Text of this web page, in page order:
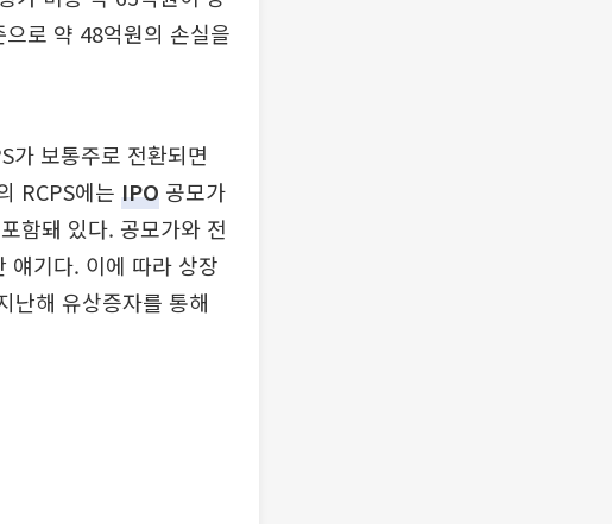
로 약 48억원의 손실을
가 보통주로 전환되면
RCPS에는 IPO 공모가
함돼 있다. 공모가와 전
얘기다. 이에 따라 상장
난해 유상증자를 통해